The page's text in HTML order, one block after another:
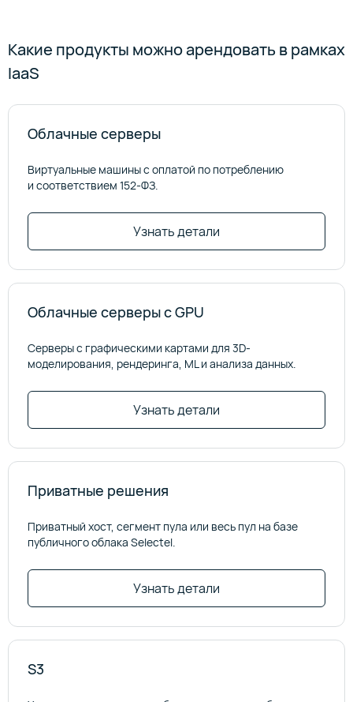
Какие продукты можно арендовать в рамках
IaaS
Облачные серверы
Виртуальные машины с оплатой по потреблению
и соответствием 152-ФЗ.
Узнать детали
Облачные серверы с GPU
Серверы с графическими картами для 3D-
моделирования, рендеринга, ML и анализа данных.
Узнать детали
Приватные решения
Приватный хост, сегмент пула или весь пул на базе
публичного облака Selectel.
Узнать детали
S3